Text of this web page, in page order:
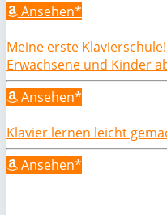
Ansehen*
Meine erste
Erwachsene und Kinder
Ansehen*
Klavier lernen leicht
Ansehen*